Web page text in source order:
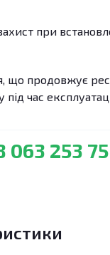
при
що продовжує
час
063 253